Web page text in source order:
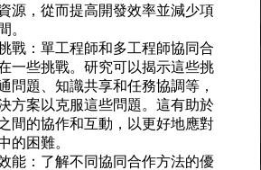
源，從而提高開發效率並減少項
。
戰：單工程師和多工程師協同合
一些挑戰。研究可以揭示這些挑
問題、知識共享和任務協調等，
方案以克服這些問題。這有助於
間的協作和互動，以更好地應對
的困難。
能：了解不同協同合作方法的優